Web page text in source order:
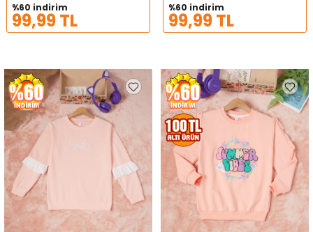
%60 indirim
99,99 TL
%60 indirim
99,99 TL